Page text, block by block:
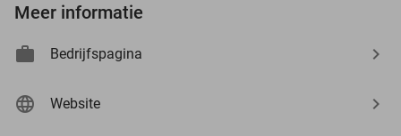
Meer informatie
Bedrijfspagina
Website